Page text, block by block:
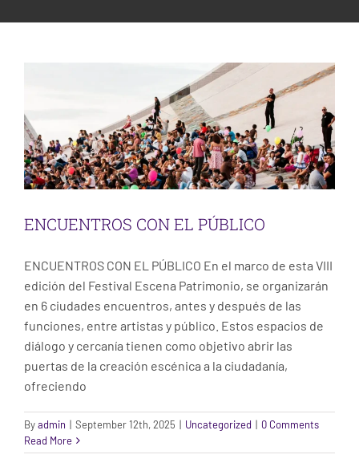
ENCUENTROS CON EL PÚBLICO
ENCUENTROS CON EL PÚBLICO En el marco de esta VIII
edición del Festival Escena Patrimonio, se organizarán
en 6 ciudades encuentros, antes y después de las
funciones, entre artistas y público. Estos espacios de
diálogo y cercanía tienen como objetivo abrir las
puertas de la creación escénica a la ciudadanía,
ofreciendo
Byadmin | September 12th, 2025 | Uncategorized | 0 Comments
Read More
EN PENSAMIENTO Y CREACIÓN
ESCÉNICA CONTEMPORÁNEA DE LA